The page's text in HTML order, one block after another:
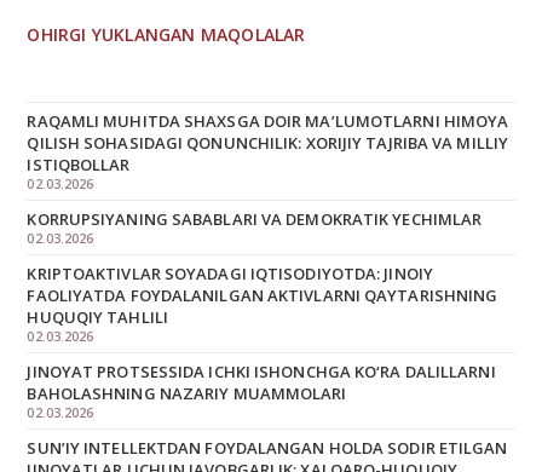
OHIRGI YUKLANGAN MAQOLALAR
RAQAMLI MUHITDA SHAXSGA DOIR MA’LUMOTLARNI HIMOYA
QILISH SOHASIDAGI QONUNCHILIK: XORIJIY TAJRIBA VA MILLIY
ISTIQBOLLAR
02.03.2026
KORRUPSIYANING SABABLARI VA DEMOKRATIK YECHIMLAR
02.03.2026
KRIPTOAKTIVLAR SOYADAGI IQTISODIYOTDA: JINOIY
FAOLIYATDA FOYDALANILGAN AKTIVLARNI QAYTARISHNING
HUQUQIY TAHLILI
02.03.2026
JINOYAT PROTSESSIDA ICHKI ISHONCHGA KO‘RA DALILLARNI
BAHOLASHNING NAZARIY MUAMMOLARI
02.03.2026
SUNʼIY INTELLEKTDAN FOYDALANGAN HOLDA SODIR ETILGAN